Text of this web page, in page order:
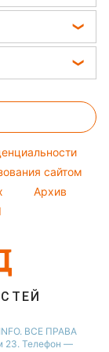
сайтом
Архив
ВСЕ ПРАВА
23. Телефон —